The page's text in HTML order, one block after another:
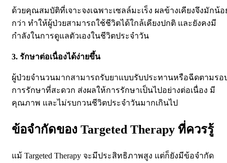
ด้วยคุณสมบัติที่เจาะจงเฉพาะเซลล์มะเร็ง ผลข้างเคียงจึงมักน้อ
กว่า ทำให้ผู้ป่วยสามารถใช้ชีวิตได้ใกล้เคียงปกติ และยังคงมี
กำลังในการดูแลตัวเองในชีวิตประจำวัน
3. รักษาต่อเนื่องได้ง่ายขึ้น
ผู้ป่วยจำนวนมากสามารถรับยาแบบรับประทานหรือฉีดตามรอ
การรักษาที่สะดวก ส่งผลให้การรักษาเป็นไปอย่างต่อเนื่อง มี
คุณภาพ และไม่รบกวนชีวิตประจำวันมากเกินไป
ข้อจำกัดของ Targeted Therapy ที่ควรรู้
แม้ Targeted Therapy จะมีประสิทธิภาพสูง แต่ก็ยังมีข้อจำกัด